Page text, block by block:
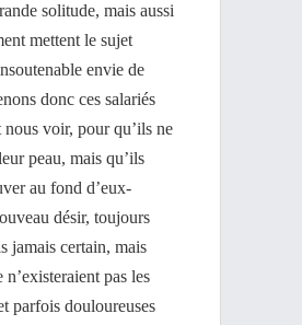
solitude, mais aussi
mettent le sujet
envie de
donc ces salariés
voir, pour qu’ils ne
peau, mais qu’ils
au fond d’eux-
désir, toujours
jamais certain, mais
n’existeraient pas les
parfois douloureuses